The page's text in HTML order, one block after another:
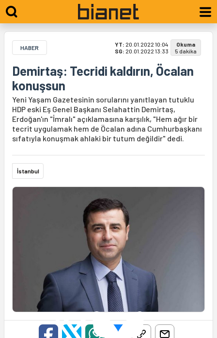
HABER YT: 20.01.2022 10:04
SG: 20.01.2022 13:33
Okuma
5 dakika
Demirtaş: Tecridi kaldırın, Öcalan
konuşsun
Yeni Yaşam Gazetesinin sorularını yanıtlayan tutuklu
HDP eski Eş Genel Başkanı Selahattin Demirtaş,
Erdoğan'ın "İmralı" açıklamasına karşılık, "Hem ağır bir
tecrit uygulamak hem de Öcalan adına Cumhurbaşkanı
sıfatıyla konuşmak ahlaki bir tutum değildir" dedi.
İstanbul